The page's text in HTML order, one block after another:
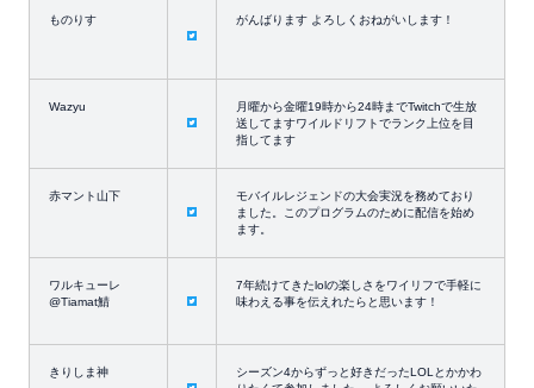
ものりす がんばります よろしくおねがいします！
Wazyu
月曜から金曜19時から24時までTwitchで生放
送してますワイルドリフトでランク上位を目
指してます
赤マント山下
モバイルレジェンドの大会実況を務めており
ました。このプログラムのために配信を始め
ます。
ワルキューレ
@Tiamat鯖
7年続けてきたlolの楽しさをワイリフで手軽に
味わえる事を伝えれたらと思います！
きりしま神
シーズン4からずっと好きだったLOLとかかわ